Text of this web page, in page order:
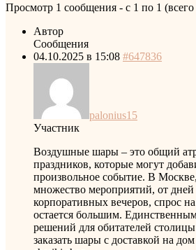
Просмотр 1 сообщения - с 1 по 1 (всего
Автор
Сообщения
04.10.2025 в 15:08 #647836
palonius15
Участник
Воздушные шары – это общий
праздников, которые могут
произвольное событие. В
множество мероприятий, от
корпоративных вечеров, спрос
остается большим.
решений для обитателей
заказать шары с доставкой на